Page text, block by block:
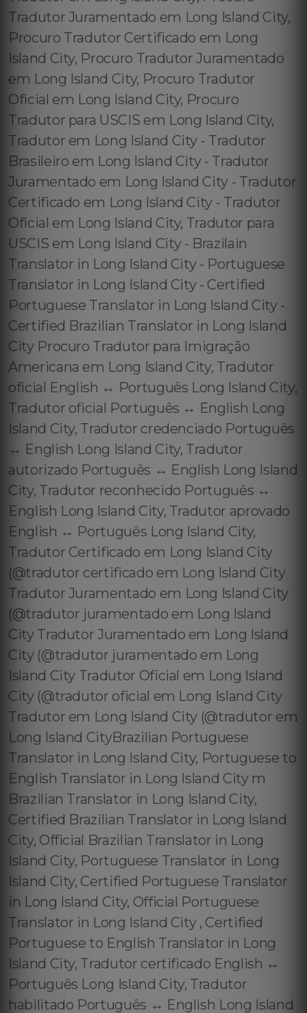
Tradutor Juramentado em Long Island City,
Procuro Tradutor Certificado em Long
Island City, Procuro Tradutor Juramentado
em Long Island City, Procuro Tradutor
Oficial em Long Island City, Procuro
Tradutor para USCIS em Long Island City,
Tradutor em Long Island City - Tradutor
Brasileiro em Long Island City - Tradutor
Juramentado em Long Island City - Tradutor
Certificado em Long Island City - Tradutor
Oficial em Long Island City, Tradutor para
USCIS em Long Island City - Brazilain
Translator in Long Island City - Portuguese
Translator in Long Island City - Certified
Portuguese Translator in Long Island City -
Certified Brazilian Translator in Long Island
City Procuro Tradutor para Imigração
Americana em Long Island City, Tradutor
oficial English ↔️ Português Long Island City,
Tradutor oficial Português ↔️ English Long
Island City, Tradutor credenciado Português
↔️ English Long Island City, Tradutor
autorizado Português ↔️ English Long Island
City, Tradutor reconhecido Português ↔️
English Long Island City, Tradutor aprovado
English ↔️ Português Long Island City,
Tradutor Certificado em Long Island City
(@tradutor certificado em Long Island City
Tradutor Juramentado em Long Island City
(@tradutor juramentado em Long Island
City Tradutor Juramentado em Long Island
City (@tradutor juramentado em Long
Island City Tradutor Oficial em Long Island
City (@tradutor oficial em Long Island City
Tradutor em Long Island City (@tradutor em
Long Island CityBrazilian Portuguese
Translator in Long Island City, Portuguese to
English Translator in Long Island City m
Brazilian Translator in Long Island City,
Certified Brazilian Translator in Long Island
City, Official Brazilian Translator in Long
Island City, Portuguese Translator in Long
Island City, Certified Portuguese Translator
in Long Island City, Official Portuguese
Translator in Long Island City , Certified
Portuguese to English Translator in Long
Island City, Tradutor certificado English ↔️
Português Long Island City, Tradutor
habilitado Português ↔️ English Long Island